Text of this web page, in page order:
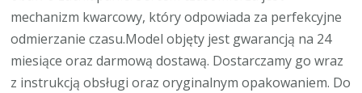
mechanizm kwarcowy, który odpowiada za perfekcyjne
odmierzanie czasu.Model objęty jest gwarancją na 24
miesiące oraz darmową dostawą. Dostarczamy go wraz
z instrukcją obsługi oraz oryginalnym opakowaniem. Do